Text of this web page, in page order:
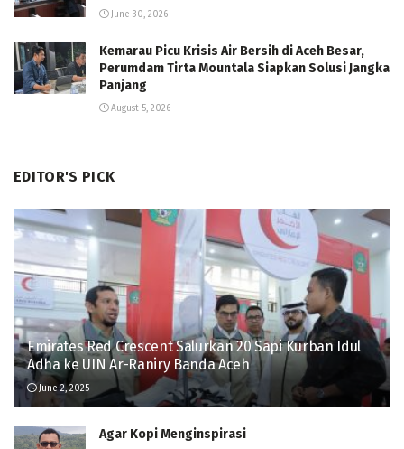
June 30, 2026
Kemarau Picu Krisis Air Bersih di Aceh Besar,
Perumdam Tirta Mountala Siapkan Solusi Jangka
Panjang
August 5, 2026
EDITOR'S PICK
Emirates Red Crescent Salurkan 20 Sapi Kurban Idul
Adha ke UIN Ar-Raniry Banda Aceh
June 2, 2025
Agar Kopi Menginspirasi